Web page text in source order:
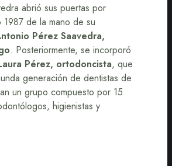
abrió sus puertas por
de la mano de su
Pérez Saavedra,
. Posteriormente, se incorporó
Pérez, ortodoncista, que
generación de dentistas de
un grupo compuesto por 15
higienistas y